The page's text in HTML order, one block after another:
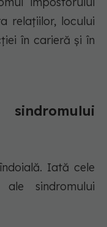
relațiilor, locului
în carieră și în
Iată cele
sindromului